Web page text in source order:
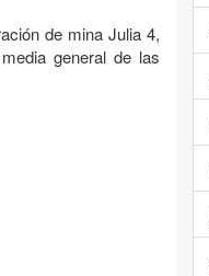
de mina Julia 4,
general de las